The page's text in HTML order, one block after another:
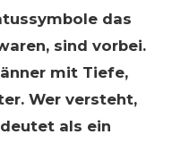
das
sind vorbei.
mit Tiefe,
Wer versteht,
als ein